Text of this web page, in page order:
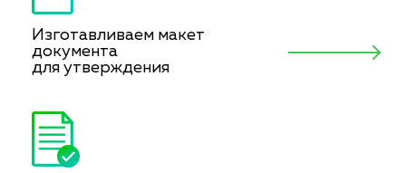
Изготавливаем макет
документа
для утверждения